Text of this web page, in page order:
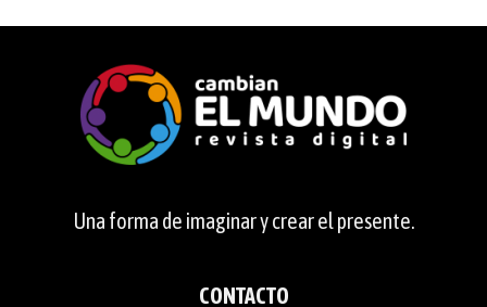
Una forma de imaginar y crear el presente.
CONTACTO